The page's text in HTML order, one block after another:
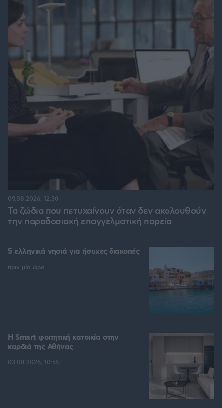
Τα ζώδια που πετυχαίνουν όταν δεν ακολουθούν
την παραδοσιακή επαγγελματική πορεία
09.08.2026, 12:30
5 ελληνικά νησιά για ήσυχες διακοπές
πριν μία ώρα
Η Smart φοιτητική κατοικία στην
καρδιά της Αθήνας
03.08.2026, 10:56